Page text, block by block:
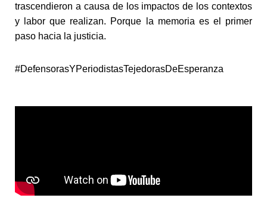
trascendieron a causa de los impactos de los contextos
y labor que realizan. Porque la memoria es el primer
paso hacia la justicia.
#DefensorasYPeriodistasTejedorasDeEsperanza